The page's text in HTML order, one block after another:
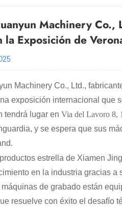
Machinery
la Exposición de
Machinery Co., Ltd.,
exposición internacional que
tendrá lugar en Via del Lavoro 8,
y se espera que sus
estrella de Xiamen
en la industria gracias
de grabado están
resuelve con éxito el desafío